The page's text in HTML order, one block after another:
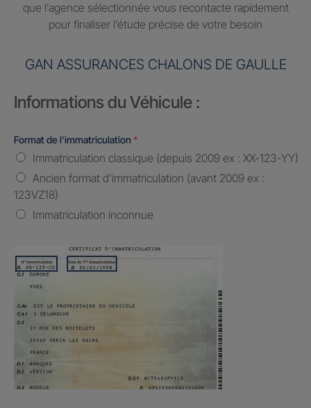
que l’agence sélectionnée vous recontacte rapidement
pour finaliser l’étude précise de votre besoin
GAN ASSURANCES CHALONS DE GAULLE
Informations du Véhicule :
Format de l'immatriculation *
Immatriculation classique (depuis 2009 ex : XX-123-YY)
Ancien format d'immatriculation (avant 2009 ex :
123VZ18)
Immatriculation inconnue